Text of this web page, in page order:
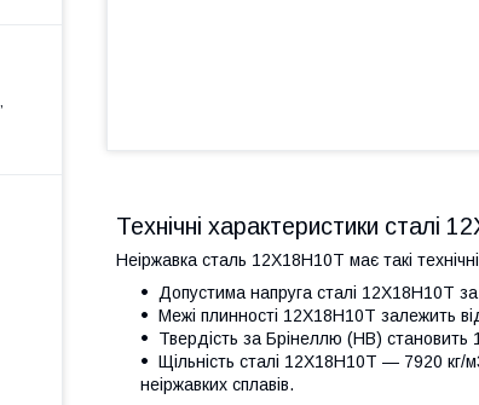
Технічні характеристики сталі
Неіржавка сталь 12Х18Н10Т має такі
Допустима напруга сталі 12Х18Н10T
Межі плинності 12Х18Н10Т залежить
Твердість за Брінеллю (HB) становить
Щільність сталі 12Х18Н10Т — 7920 кг/
неіржавких сплавів.